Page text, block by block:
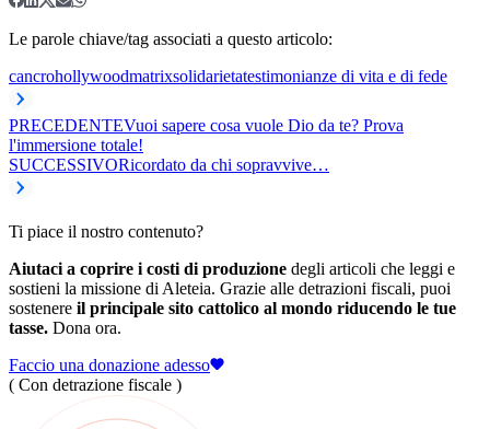
Le parole chiave/tag associati a questo articolo:
cancrohollywoodmatrixsolidarietatestimonianze di vita e di fede
PRECEDENTEVuoi sapere cosa vuole Dio da te? Prova
l'immersione totale!
SUCCESSIVORicordato da chi sopravvive…
Ti piace il nostro contenuto?
Aiutaci a coprire i costi di produzione degli articoli che leggi e
sostieni la missione di Aleteia. Grazie alle detrazioni fiscali, puoi
sostenere il principale sito cattolico al mondo riducendo le tue
tasse. Dona ora.
Faccio una donazione adesso
( Con detrazione fiscale )